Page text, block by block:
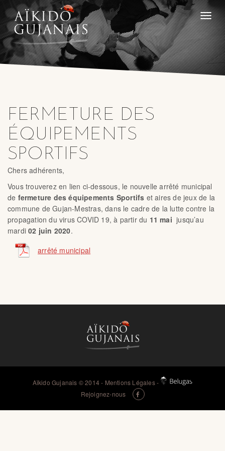
Toggle
FERMETURE DES
ÉQUIPEMENTS
SPORTIFS
Chers adhérents,
Vous trouverez en lien ci-dessous, le nouvelle arrêté municipal
de fermeture des équipements Sportifs et aires de jeux de la
commune de Gujan-Mestras, dans le cadre de la lutte contre la
propagation du virus COVID 19, à partir du 11 mai jusqu’au
mardi02 juin 2020.
arrêté municipal
Aïkido Gujanais © 2014 - Mentions Légales-
Rejoignez-nous